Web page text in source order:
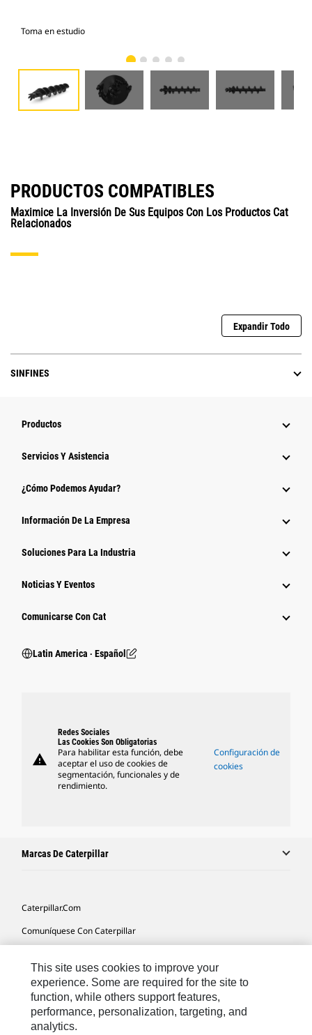
Toma en estudio
PRODUCTOS COMPATIBLES
Maximice La Inversión De Sus Equipos Con Los Productos Cat
Relacionados
Expandir Todo
SINFINES
Productos
Servicios Y Asistencia
¿Cómo Podemos Ayudar?
Información De La Empresa
Soluciones Para La Industria
Noticias Y Eventos
Comunicarse Con Cat
Latin America ‧ Español
warning
Redes Sociales
Las Cookies Son Obligatorias
Para habilitar esta función, debe
aceptar el uso de cookies de
segmentación, funcionales y de
rendimiento.
Configuración de
cookies
Marcas De Caterpillar
Caterpillar.com
Comuníquese Con Caterpillar
Mapa Del Sitio
Cookie Settings
Avisos Legales
This site uses cookies to improve your
experience. Some are required for the site to
function, while others support features,
performance, personalization, targeting, and
analytics.